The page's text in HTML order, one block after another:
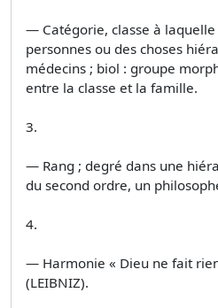
— Catégorie, classe à
personnes ou des choses
médecins ; biol : groupe
entre la classe et la famille.
3.
— Rang ; degré dans une
du second ordre, un
4.
— Harmonie « Dieu ne fait
(LEIBNIZ).